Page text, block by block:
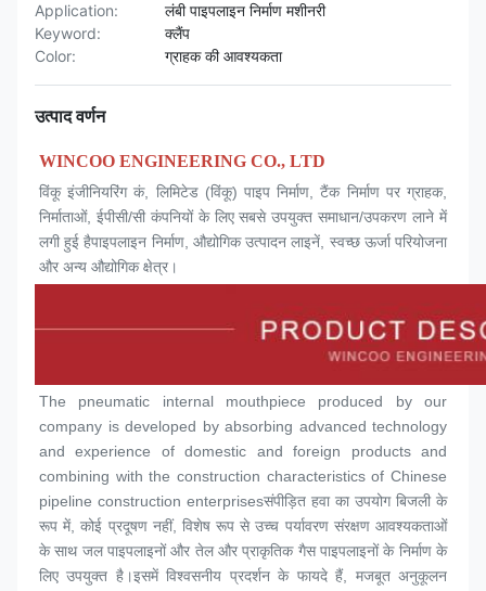
Application:
लंबी पाइपलाइन निर्माण मशीनरी
Keyword:
क्लैंप
Color:
ग्राहक की आवश्यकता
उत्पाद वर्णन
WINCOO ENGINEERING CO., LTD
विंकू इंजीनियरिंग कं, लिमिटेड (विंकू) पाइप निर्माण, टैंक निर्माण पर ग्राहक,
निर्माताओं, ईपीसी/सी कंपनियों के लिए सबसे उपयुक्त समाधान/उपकरण लाने में
लगी हुई हैपाइपलाइन निर्माण, औद्योगिक उत्पादन लाइनें, स्वच्छ ऊर्जा परियोजना
और अन्य औद्योगिक क्षेत्र।
The pneumatic internal mouthpiece produced by our
company is developed by absorbing advanced technology
and experience of domestic and foreign products and
combining with the construction characteristics of Chinese
pipeline construction enterprisesसंपीड़ित हवा का उपयोग बिजली के
रूप में, कोई प्रदूषण नहीं, विशेष रूप से उच्च पर्यावरण संरक्षण आवश्यकताओं
के साथ जल पाइपलाइनों और तेल और प्राकृतिक गैस पाइपलाइनों के निर्माण के
लिए उपयुक्त है।इसमें विश्वसनीय प्रदर्शन के फायदे हैं, मजबूत अनुकूलन